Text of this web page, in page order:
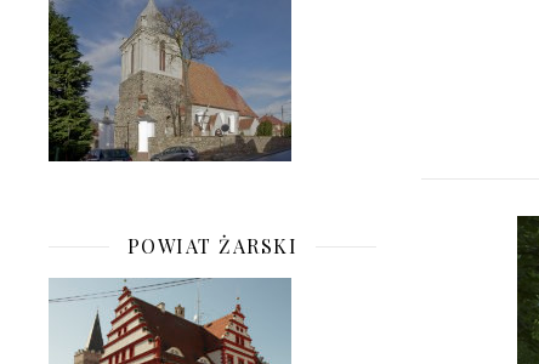
POWIAT ŻARSKI